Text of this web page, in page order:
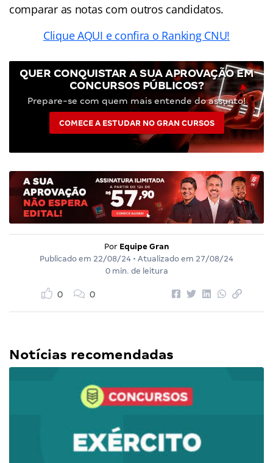
comparar as notas com outros candidatos.
Clique AQUI e confira o Ranking CNU!
QUER CONQUISTAR A SUA APROVAÇÃO EM
CONCURSOS PÚBLICOS?
Prepare-se com quem mais entende do assunto!
COMECE A ESTUDAR NO GRAN CURSOS
Por Equipe Gran
Publicado em 22/08/24 • Atualizado em 27/08/24
0 min. de leitura
0 0
Notícias recomendadas